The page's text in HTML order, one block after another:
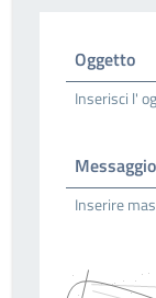
Oggetto
Inserisci l'
Messaggio
Inserire